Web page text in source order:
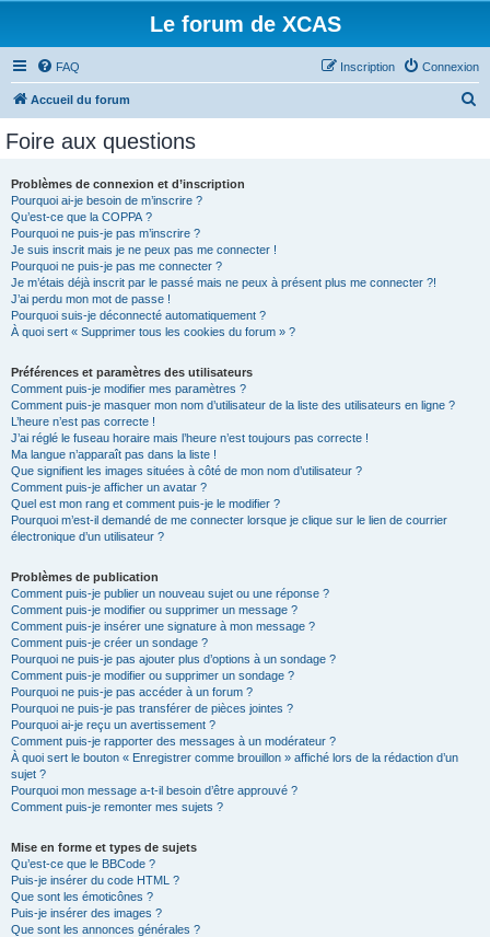
Le forum de XCAS
FAQ Connexion
Inscription
Accueil du forum
Foire aux questions
Problèmes de connexion et d’inscription
Pourquoi ai-je besoin de m’inscrire ?
Qu’est-ce que la COPPA ?
Pourquoi ne puis-je pas m’inscrire ?
Je suis inscrit mais je ne peux pas me connecter !
Pourquoi ne puis-je pas me connecter ?
Je m’étais déjà inscrit par le passé mais ne peux à présent plus me connecter ?!
J’ai perdu mon mot de passe !
Pourquoi suis-je déconnecté automatiquement ?
À quoi sert « Supprimer tous les cookies du forum » ?
Préférences et paramètres des utilisateurs
Comment puis-je modifier mes paramètres ?
Comment puis-je masquer mon nom d’utilisateur de la liste des utilisateurs en ligne ?
L’heure n’est pas correcte !
J’ai réglé le fuseau horaire mais l’heure n’est toujours pas correcte !
Ma langue n’apparaît pas dans la liste !
Que signifient les images situées à côté de mon nom d’utilisateur ?
Comment puis-je afficher un avatar ?
Quel est mon rang et comment puis-je le modifier ?
Pourquoi m’est-il demandé de me connecter lorsque je clique sur le lien de courrier
électronique d’un utilisateur ?
Problèmes de publication
Comment puis-je publier un nouveau sujet ou une réponse ?
Comment puis-je modifier ou supprimer un message ?
Comment puis-je insérer une signature à mon message ?
Comment puis-je créer un sondage ?
Pourquoi ne puis-je pas ajouter plus d’options à un sondage ?
Comment puis-je modifier ou supprimer un sondage ?
Pourquoi ne puis-je pas accéder à un forum ?
Pourquoi ne puis-je pas transférer de pièces jointes ?
Pourquoi ai-je reçu un avertissement ?
Comment puis-je rapporter des messages à un modérateur ?
À quoi sert le bouton « Enregistrer comme brouillon » affiché lors de la rédaction d’un
sujet ?
Pourquoi mon message a-t-il besoin d’être approuvé ?
Comment puis-je remonter mes sujets ?
Mise en forme et types de sujets
Qu’est-ce que le BBCode ?
Puis-je insérer du code HTML ?
Que sont les émoticônes ?
Puis-je insérer des images ?
Que sont les annonces générales ?